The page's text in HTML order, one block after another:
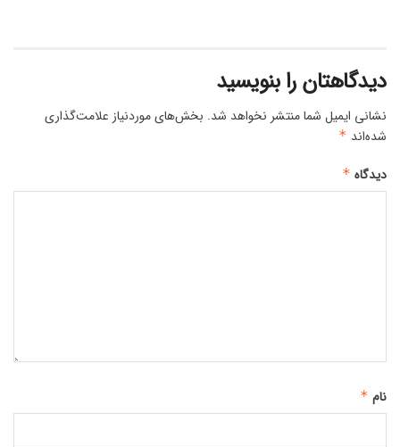
دیدگاهتان را بنویسید
نشانی ایمیل شما منتشر نخواهد شد. بخش‌های موردنیاز علامت‌گذاری
شده‌اند *
دیدگاه *
نام *